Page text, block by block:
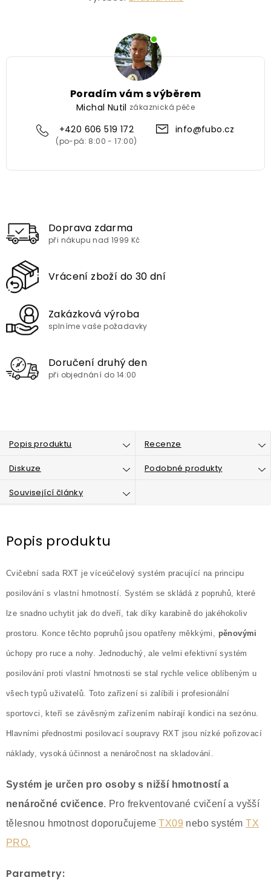
Poradím vám s výběrem
Michal Nutil zákaznická péče
+420 606 519 172 info@fubo.cz
Doprava zdarma
při nákupu nad 1999 Kč
Vrácení zboží do 30 dní
Zakázková výroba
splníme vaše požadavky
Doručení druhý den
při objednání do 14:00
Popis produktu Recenze
Diskuze Podobné produkty
Související články
Popis produktu
Cvičební sada RXT je víceúčelový systém pracující na principu
posilování s vlastní hmotností. Systém se skládá z popruhů, které
lze snadno uchytit jak do dveří, tak díky karabině do jakéhokoliv
prostoru. Konce těchto popruhů jsou opatřeny měkkými, pěnovými
úchopy pro ruce a nohy. Jednoduchý, ale velmi efektivní systém
posilování proti vlastní hmotnosti se stal rychle velice oblíbeným u
všech typů uživatelů. Toto zařízení si zalíbili i profesionální
sportovci, kteří se závěsným zařízením nabírají kondici na sezónu.
Hlavními přednostmi posilovací soupravy RXT jsou nízké pořizovací
náklady, vysoká účinnost a nenáročnost na skladování.
Systém je určen pro osoby s nižší hmotností a
nenáročné cvičence. Pro frekventované cvičení a vyšší
tělesnou hmotnost doporučujemeTX09 nebo systémTX
PRO.
Parametry: